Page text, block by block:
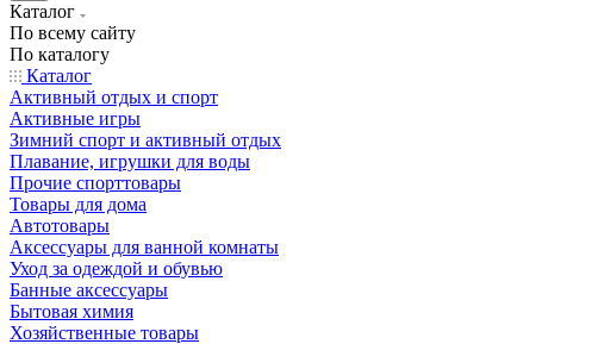
Каталог
По всему сайту
По каталогу
Каталог
Активный отдых и спорт
Активные игры
Зимний спорт и активный отдых
Плавание, игрушки для воды
Прочие спорттовары
Товары для дома
Автотовары
Аксессуары для ванной комнаты
Уход за одеждой и обувью
Банные аксессуары
Бытовая химия
Хозяйственные товары